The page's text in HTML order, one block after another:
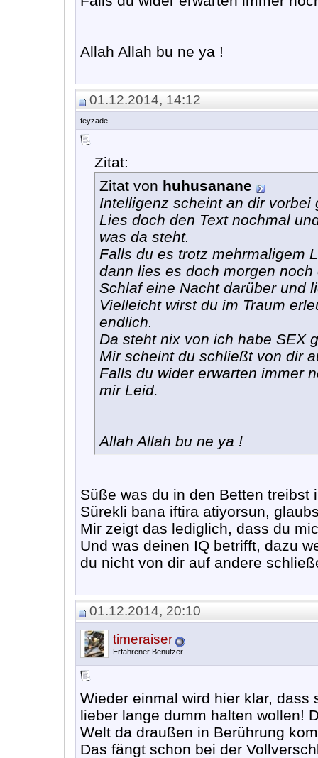
Allah Allah bu ne ya !
01.12.2014, 14:12
feyzade
Zitat:
Zitat von huhusanane
Intelligenz scheint an dir
Lies doch den Text nochmal
was da steht.
Falls du es trotz mehrmaligem
dann lies es doch morgen
Schlaf eine Nacht darüber und
Vielleicht wirst du im Traum
endlich.
Da steht nix von ich habe SEX
Mir scheint du schließt von dir
Falls du wider erwarten immer
mir Leid.
Allah Allah bu ne ya !
Süße was du in den Betten treibst
Sürekli bana iftira atiyorsun,
Mir zeigt das lediglich, dass du
Und was deinen IQ betrifft, dazu
du nicht von dir auf andere
01.12.2014, 20:10
timeraiser
Erfahrener Benutzer
Wieder einmal wird hier klar,
lieber lange dumm halten wollen!
Welt da draußen in Berührung
Das fängt schon bei der